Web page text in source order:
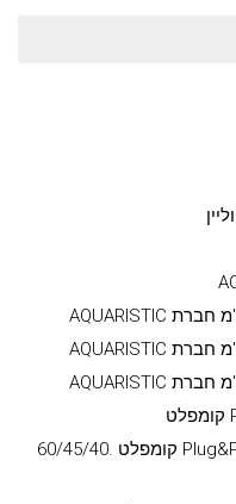
אקווריום מים מלוחים Plug&Play קומפלט .60/45/40